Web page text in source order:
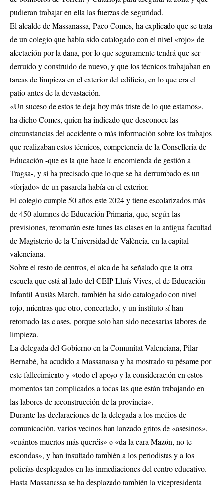
pudieran trabajar en ella las fuerzas de seguridad.
El alcalde de Massanassa, Paco Comes, ha explicado que se trata
de un colegio que había sido catalogado con el nivel «rojo» de
afectación por la dana, por lo que seguramente tendrá que ser
derruido y construido de nuevo, y que los técnicos trabajaban en
tareas de limpieza en el exterior del edificio, en lo que era el
patio antes de la devastación.
«Un suceso de estos te deja hoy más triste de lo que estamos»,
ha dicho Comes, quien ha indicado que desconoce las
circunstancias del accidente o más información sobre los trabajos
que realizaban estos técnicos, competencia de la Conselleria de
Educación -que es la que hace la encomienda de gestión a
Tragsa-, y sí ha precisado que lo que se ha derrumbado es un
«forjado» de un pasarela había en el exterior.
El colegio cumple 50 años este 2024 y tiene escolarizados más
de 450 alumnos de Educación Primaria, que, según las
previsiones, retomarán este lunes las clases en la antigua facultad
de Magisterio de la Universidad de València, en la capital
valenciana.
Sobre el resto de centros, el alcalde ha señalado que la otra
escuela que está al lado del CEIP Lluís Vives, el de Educación
Infantil Ausiàs March, también ha sido catalogado con nivel
rojo, mientras que otro, concertado, y un instituto sí han
retomado las clases, porque solo han sido necesarias labores de
limpieza.
La delegada del Gobierno en la Comunitat Valenciana, Pilar
Bernabé, ha acudido a Massanassa y ha mostrado su pésame por
este fallecimiento y «todo el apoyo y la consideración en estos
momentos tan complicados a todas las que están trabajando en
las labores de reconstrucción de la provincia».
Durante las declaraciones de la delegada a los medios de
comunicación, varios vecinos han lanzado gritos de «asesinos»,
«cuántos muertos más queréis» o «da la cara Mazón, no te
escondas», y han insultado también a los periodistas y a los
policías desplegados en las inmediaciones del centro educativo.
Hasta Massanassa se ha desplazado también la vicepresidenta